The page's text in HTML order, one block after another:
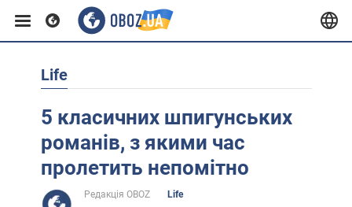
Європа
США
Life
5 класичних шпигунських
романів, з якими час
пролетить непомітно
Редакція OBOZ
Life